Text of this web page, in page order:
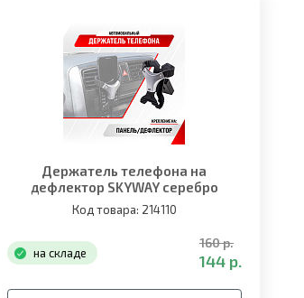
Держатель телефона на
дефлектор SKYWAY серебро
Код товара: 214110
на складе
160 р.
144 р.